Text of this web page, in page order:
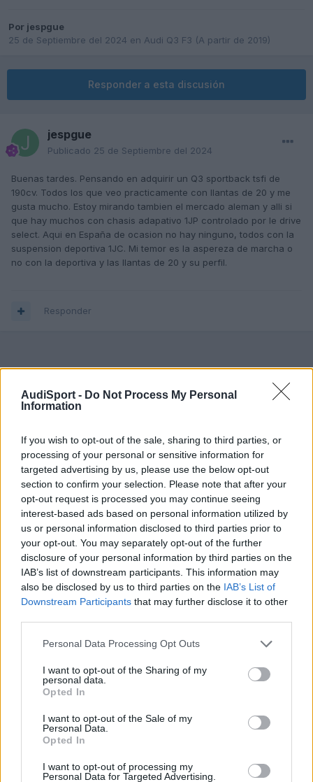
AudiSport - Do Not Process My Personal
Information
If you wish to opt-out of the sale, sharing to third parties, or
processing of your personal or sensitive information for
targeted advertising by us, please use the below opt-out
section to confirm your selection. Please note that after your
opt-out request is processed you may continue seeing
interest-based ads based on personal information utilized by
us or personal information disclosed to third parties prior to
your opt-out. You may separately opt-out of the further
disclosure of your personal information by third parties on the
IAB’s list of downstream participants. This information may
also be disclosed by us to third parties on the IAB’s List of
Downstream Participants that may further disclose it to other
Personal Data Processing Opt Outs
I want to opt-out of the Sharing of my
personal data.
Opted In
I want to opt-out of the Sale of my
Personal Data.
Opted In
I want to opt-out of processing my
Personal Data for Targeted Advertising.
Por jespgue
25 de Septiembre del 2024 en Audi Q3 F3 (A partir de 2019)
Responder a esta discusión
jespgue
Publicado 25 de Septiembre del 2024
Buenas tardes. Pensando en adquirir un Q3 sportback tsfi de
190cv. Todos los que veo practicamente con llantas de 20 y me
gusta mucho. Estoy mirando tambien el mercado aleman y alli si
que hay muchos con chasis adapativo 1JP controlado por le drive
select. Aqui en España de ocasion no hay ninguno, todos con la
suspension deportiva 1JC. Mi temor es la aspereza de marcha o
no con la deportiva y las llantas de 20 y su perfil.
Responder
jespgue
Ampliando, si la suspensión con regulación damper control va
junto con el audi drive select, se designa con el código PDE.
En 25/9/2024 a las 9:57,jespguedijo: